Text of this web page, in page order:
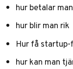
hur betalar
hur blir man rik
Hur få
hur kan man